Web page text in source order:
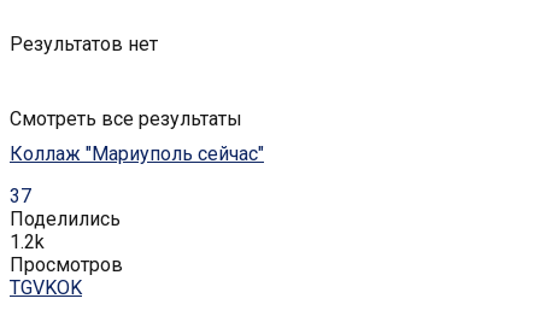
Результатов нет
Смотреть все результаты
Коллаж "Мариуполь сейчас"
37
Поделились
1.2k
Просмотров
TGVKOK